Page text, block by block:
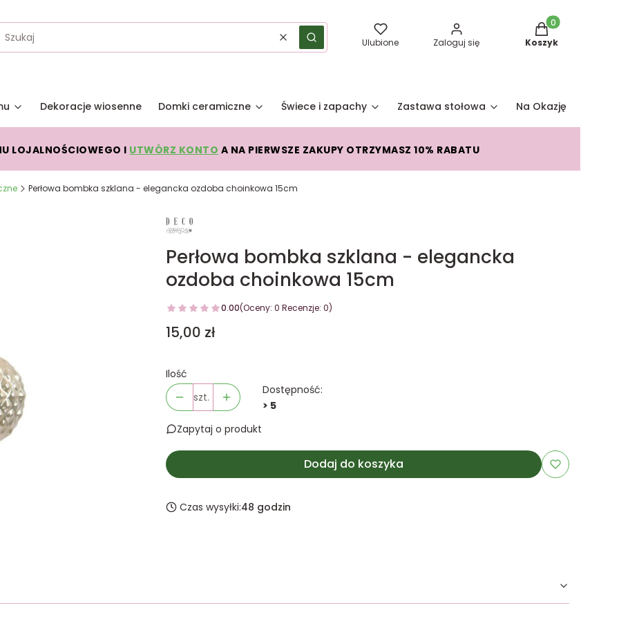
WyczyśćSzukaj Ulubione Zaloguj się
Produkty w
Koszyk
Dekoracje wiosenne Domki ceramiczne Świece i zapachy Zastawa stołowa Na Okazję
LOJALNOŚCIOWEGO I UTWÓRZ KONTO A NA PIERWSZE ZAKUPY OTRZYMASZ 10% RABATU
Perłowa bombka szklana - elegancka ozdoba choinkowa 15cm
Perłowa bombka szklana - elegancka
ozdoba choinkowa 15cm
0.00(Oceny: 0 Recenzje: 0)
Cena
15,00 zł
Ilość
szt.
Dostępność:
> 5
Zapytaj o produkt
Dodaj do koszyka
Czas wysyłki:48 godzin